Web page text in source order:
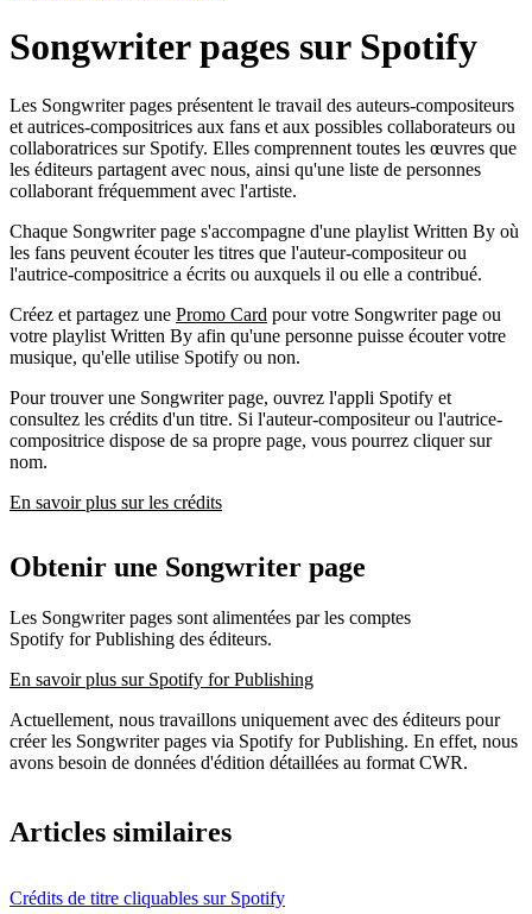
Songwriter pages sur Spotify
Les Songwriter pages présentent le travail des auteurs-compositeurs
et autrices-compositrices aux fans et aux possibles collaborateurs ou
collaboratrices sur Spotify. Elles comprennent toutes les œuvres que
les éditeurs partagent avec nous, ainsi qu'une liste de personnes
collaborant fréquemment avec l'artiste.
Chaque Songwriter page s'accompagne d'une playlist Written By où
les fans peuvent écouter les titres que l'auteur-compositeur ou
l'autrice-compositrice a écrits ou auxquels il ou elle a contribué.
Créez et partagez une Promo Card pour votre Songwriter page ou
votre playlist Written By afin qu'une personne puisse écouter votre
musique, qu'elle utilise Spotify ou non.
Pour trouver une Songwriter page, ouvrez l'appli Spotify et
consultez les crédits d'un titre. Si l'auteur-compositeur ou l'autrice-
compositrice dispose de sa propre page, vous pourrez cliquer sur
nom.
En savoir plus sur les crédits
Obtenir une Songwriter page
Les Songwriter pages sont alimentées par les comptes
Spotify for Publishing des éditeurs.
En savoir plus sur Spotify for Publishing
Actuellement, nous travaillons uniquement avec des éditeurs pour
créer les Songwriter pages via Spotify for Publishing. En effet, nous
avons besoin de données d'édition détaillées au format CWR.
Articles similaires
Crédits de titre cliquables sur Spotify